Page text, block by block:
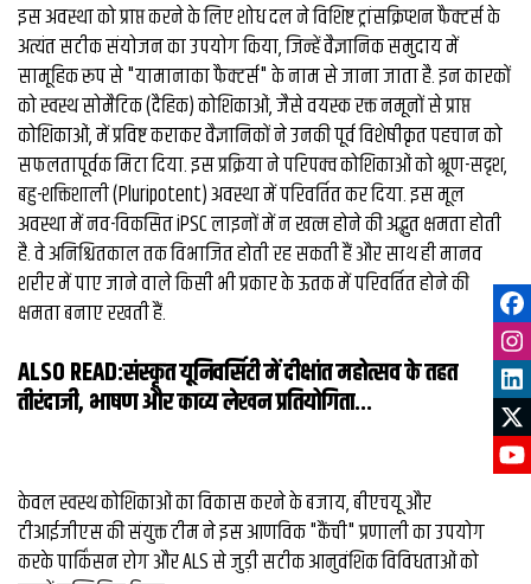
इस अवस्था को प्राप्त करने के लिए शोध दल ने विशिष्ट ट्रांसक्रिप्शन फैक्टर्स के
अत्यंत सटीक संयोजन का उपयोग किया, जिन्हें वैज्ञानिक समुदाय में
सामूहिक रूप से "यामानाका फैक्टर्स" के नाम से जाना जाता है. इन कारकों
को स्वस्थ सोमैटिक (दैहिक) कोशिकाओं, जैसे वयस्क रक्त नमूनों से प्राप्त
कोशिकाओं, में प्रविष्ट कराकर वैज्ञानिकों ने उनकी पूर्व विशेषीकृत पहचान को
सफलतापूर्वक मिटा दिया. इस प्रक्रिया ने परिपक्व कोशिकाओं को भ्रूण-सदृश,
बहु-शक्तिशाली (Pluripotent) अवस्था में परिवर्तित कर दिया. इस मूल
अवस्था में नव-विकसित iPSC लाइनों में न खत्म होने की अद्भुत क्षमता होती
है. वे अनिश्चितकाल तक विभाजित होती रह सकती हैं और साथ ही मानव
शरीर में पाए जाने वाले किसी भी प्रकार के ऊतक में परिवर्तित होने की
क्षमता बनाए रखती हैं.
ALSO READ:संस्कृत यूनिवर्सिटी में दीक्षांत महोत्सव के तहत
तीरंदाजी, भाषण और काव्य लेखन प्रतियोगिता...
केवल स्वस्थ कोशिकाओं का विकास करने के बजाय, बीएचयू और
टीआईजीएस की संयुक्त टीम ने इस आणविक "कैंची" प्रणाली का उपयोग
करके पार्किंसन रोग और ALS से जुड़ी सटीक आनुवंशिक विविधताओं को